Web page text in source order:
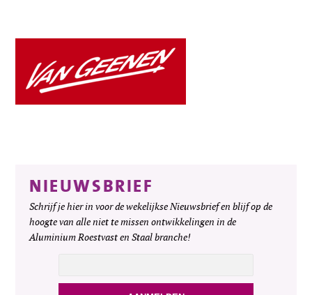
NIEUWSBRIEF
Schrijf je hier in voor de wekelijkse Nieuwsbrief en blijf op de
hoogte van alle niet te missen ontwikkelingen in de
Aluminium Roestvast en Staal branche!